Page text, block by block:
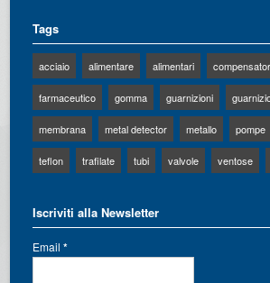
Tags
acciaio alimentare alimentari
farmaceutico gomma guarnizioni
membrana metal detector metallo pompe
teflon trafilate tubi valvole ventose
Iscriviti alla Newsletter
Email*